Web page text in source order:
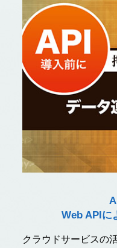
Web APIに
クラウドサービスの